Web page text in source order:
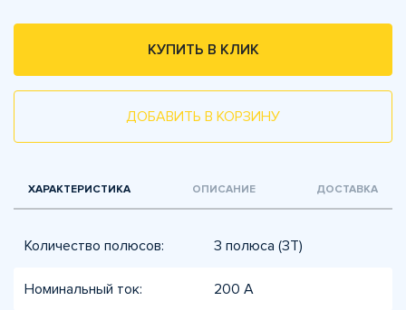
КУПИТЬ В КЛИК
ДОБАВИТЬ В КОРЗИНУ
ХАРАКТЕРИСТИКА ОПИСАНИЕ ДОСТАВКА
Количество полюсов: 3 полюса (3Т)
Номинальный ток: 200 А